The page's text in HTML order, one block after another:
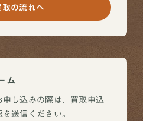
取の流れへ
ム
し込みの際は、買取申込
送信ください。